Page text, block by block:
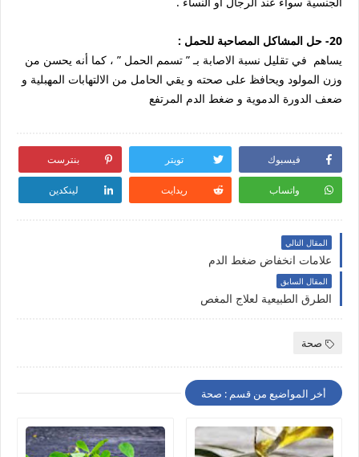
20- حل المشاكل المصاحبة للحمل :
يساهم في تقليل نسبة الاصابة بـ ” تسمم الحمل ” ، كما أنه يحسن من
وزن المولود ويحافظ على صحته و يقي الحامل من الالتهابات المهبلية و
ضعف الدورة الدموية و ضغط الدم المرتفع
فيسبوك تويتر بنترست
واتساب ريدايت لينكدين
المقال التالي
علامات انخفاض ضغط الدم
المقال السابق
الطرق الطبيعية لعلاج المغص
صحة
أخر المواضيع من قسم : صحة